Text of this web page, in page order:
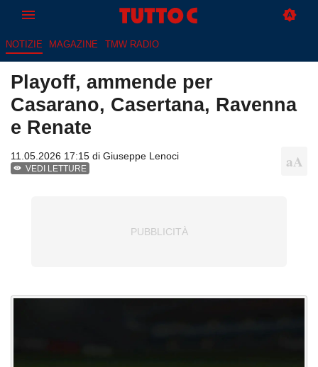
NOTIZIE MAGAZINE TMW RADIO
Playoff, ammende per
Casarano, Casertana, Ravenna
e Renate
11.05.2026 17:15 di Giuseppe Lenoci
VEDI LETTURE